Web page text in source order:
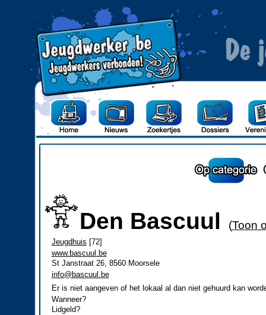
Den Bascuul (Toon
Jeugdhuis [72]
www.bascuul.be
St Janstraat 26, 8560 Moorsele
info@bascuul.be
Er is niet aangeven of het lokaal al dan niet gehuurd kan
Wanneer?
Lidgeld?